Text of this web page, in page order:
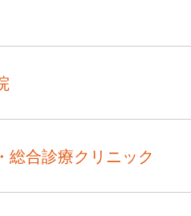
総合診療クリニック